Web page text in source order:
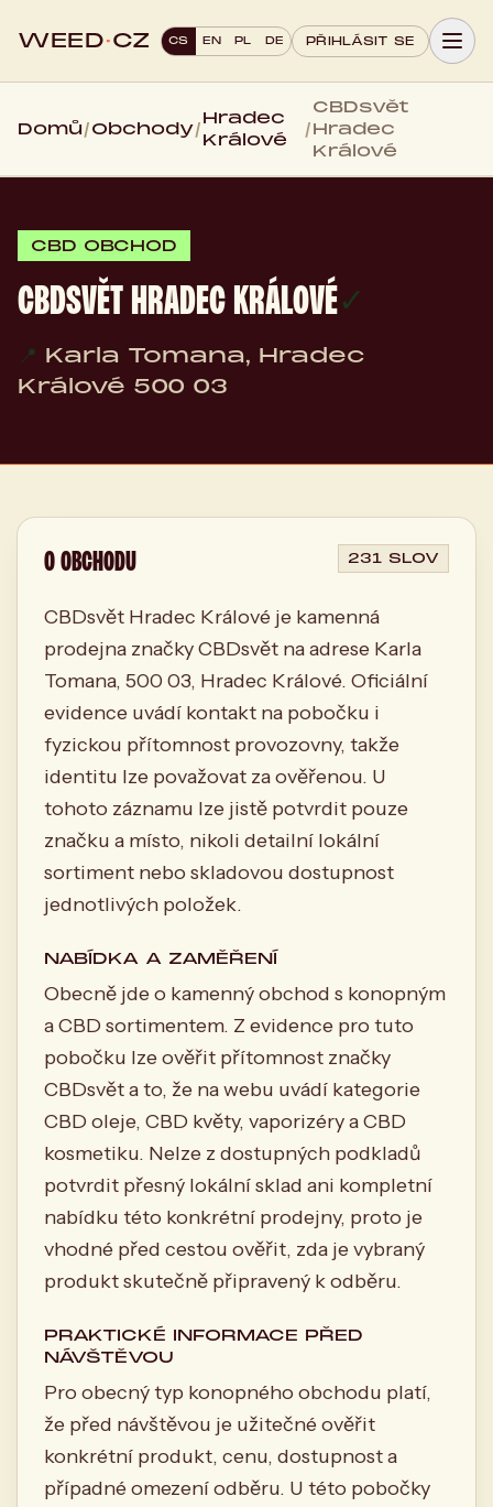
WEED·CZ CS EN PL DE PŘIHLÁSIT SE
Domů/Obchody/
Hradec
Králové
/
CBDsvět
Hradec
Králové
CBD OBCHOD
CBDSVĚT HRADEC KRÁLOVÉ✓
📍 Karla Tomana, Hradec
Králové 500 03
O OBCHODU 231 SLOV
CBDsvět Hradec Králové je kamenná
prodejna značky CBDsvět na adrese Karla
Tomana, 500 03, Hradec Králové. Oficiální
evidence uvádí kontakt na pobočku i
fyzickou přítomnost provozovny, takže
identitu lze považovat za ověřenou. U
tohoto záznamu lze jistě potvrdit pouze
značku a místo, nikoli detailní lokální
sortiment nebo skladovou dostupnost
jednotlivých položek.
NABÍDKA A ZAMĚŘENÍ
Obecně jde o kamenný obchod s konopným
a CBD sortimentem. Z evidence pro tuto
pobočku lze ověřit přítomnost značky
CBDsvět a to, že na webu uvádí kategorie
CBD oleje, CBD květy, vaporizéry a CBD
kosmetiku. Nelze z dostupných podkladů
potvrdit přesný lokální sklad ani kompletní
nabídku této konkrétní prodejny, proto je
vhodné před cestou ověřit, zda je vybraný
produkt skutečně připravený k odběru.
PRAKTICKÉ INFORMACE PŘED
NÁVŠTĚVOU
Pro obecný typ konopného obchodu platí,
že před návštěvou je užitečné ověřit
konkrétní produkt, cenu, dostupnost a
případné omezení odběru. U této pobočky